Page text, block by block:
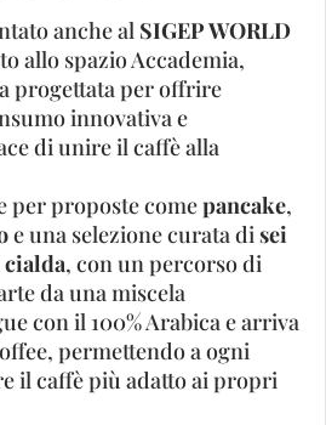
anche al SIGEP WORLD
allo spazio Accademia,
progettata per offrire
innovativa e
di unire il caffè alla
per proposte comepancake,
e una selezione curata disei
, con un percorso di
da una miscela
con il 100% Arabica e arriva
permettendo a ogni
il caffè più adatto ai propri